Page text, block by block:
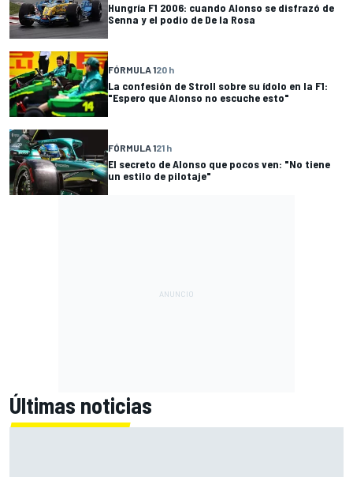
Hungría F1 2006: cuando Alonso se disfrazó de
Senna y el podio de De la Rosa
FÓRMULA 120 h
La confesión de Stroll sobre su ídolo en la F1:
"Espero que Alonso no escuche esto"
FÓRMULA 121 h
El secreto de Alonso que pocos ven: "No tiene
un estilo de pilotaje"
Últimas noticias